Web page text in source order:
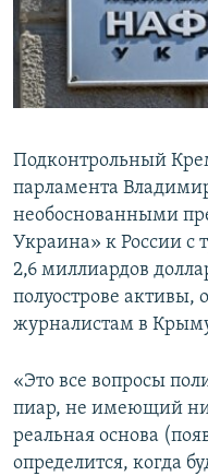
ПОБЕДИТЕЛЕЙ НЕ СУДЯТ?
КРЫМ.НЕПОКОРЕННЫЙ
ELIFBE
ПРИСОЕДИНЯЙТЕСЬ!
Все сайты RFE/RL
Подконтрольный
парламента
необоснованными
Украина» к России с
2,6 миллиардов
полуострове активы,
журналистам в
«Это все вопросы
пиар, не имеющий
реальная основа
определится, когда